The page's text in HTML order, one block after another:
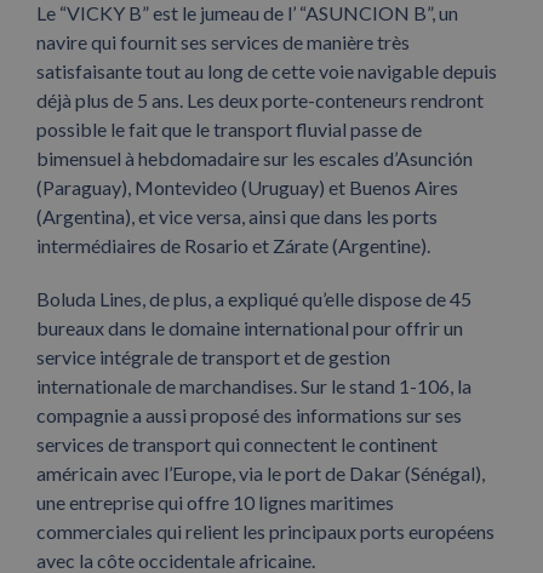
Le “VICKY B” est le jumeau de l’ “ASUNCION B”, un
navire qui fournit ses services de manière très
satisfaisante tout au long de cette voie navigable depuis
déjà plus de 5 ans. Les deux porte-conteneurs rendront
possible le fait que le transport fluvial passe de
bimensuel à hebdomadaire sur les escales d’Asunción
(Paraguay), Montevideo (Uruguay) et Buenos Aires
(Argentina), et vice versa, ainsi que dans les ports
intermédiaires de Rosario et Zárate (Argentine).
Boluda Lines, de plus, a expliqué qu’elle dispose de 45
bureaux dans le domaine international pour offrir un
service intégrale de transport et de gestion
internationale de marchandises. Sur le stand 1-106, la
compagnie a aussi proposé des informations sur ses
services de transport qui connectent le continent
américain avec l’Europe, via le port de Dakar (Sénégal),
une entreprise qui offre 10 lignes maritimes
commerciales qui relient les principaux ports européens
avec la côte occidentale africaine.